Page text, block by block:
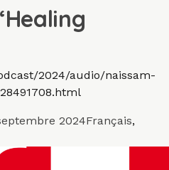
2024/audio/naissam-
2024Catégories
Français,